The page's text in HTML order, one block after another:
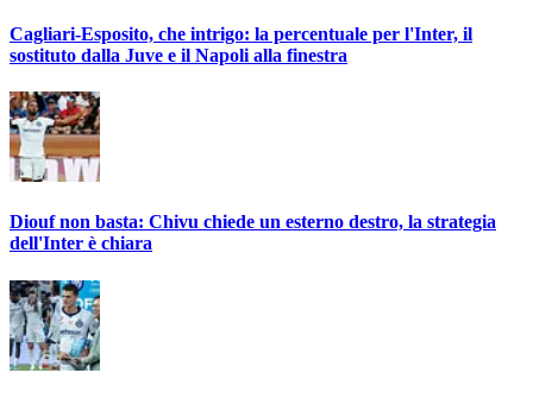
Cagliari-Esposito, che intrigo: la percentuale per l'Inter, il
sostituto dalla Juve e il Napoli alla finestra
Diouf non basta: Chivu chiede un esterno destro, la strategia
dell'Inter è chiara